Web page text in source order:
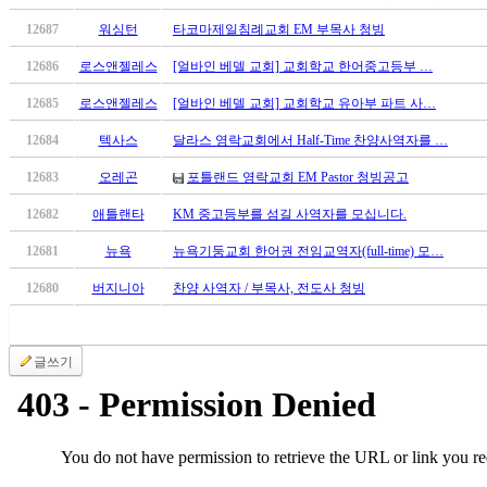
국
주
야
우
비
아
탑-
릴
지
입
발
기
12687 워싱턴 타코마제일침례교회 EM 부목사 청빙
12686 로스앤젤레스 [얼바인 베델 교회] 교회학교 한어중고등부 …
12685 로스앤젤레스 [얼바인 베델 교회] 교회학교 유아부 파트 사…
12684 텍사스 달라스 영락교회에서 Half-Time 찬양사역자를 …
12683 오레곤 포틀랜드 영락교회 EM Pastor 청빙공고
12682 애틀랜타 KM 중고등부를 섬길 사역자를 모십니다.
12681 뉴욕 뉴욕기둥교회 한어권 전임교역자(full-time) 모…
12680 버지니아 찬양 사역자 / 부목사, 전도사 청빙
글쓰기